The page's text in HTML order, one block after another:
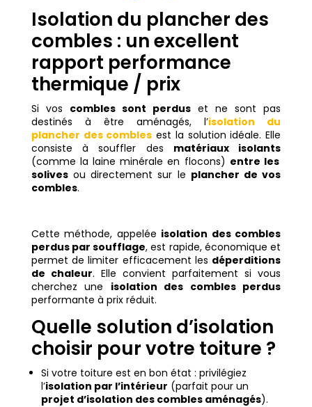
Isolation du plancher des
combles : un excellent
rapport performance
thermique / prix
Si vos combles sont perdus et ne sont pas
destinés à être aménagés, l’isolation du
plancher des combles est la solution idéale. Elle
consiste à souffler des matériaux isolants
(comme la laine minérale en flocons) entre les
solivesou directement sur le plancher de vos
combles.
Cette méthode, appelée isolation des combles
perdus par soufflage, est rapide, économique et
permet de limiter efficacement les déperditions
de chaleur. Elle convient parfaitement si vous
cherchez une isolation des combles perdus
performante à prix réduit.
Quelle solution d’isolation
choisir pour votre toiture ?
Si votre toiture est en bon état : privilégiez
l’isolation par l’intérieur (parfait pour un
projet d’isolation des combles aménagés).